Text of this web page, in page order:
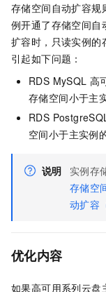
存储空间自动扩容规
例开通了存储空间自
扩容时，只读实例的
引起如下问题：
RDS MySQL 高
存储空间小于主
RDS
空间小于主实例
说明 实例存
存储空
动扩容
优化内容
如果高可用系列云盘